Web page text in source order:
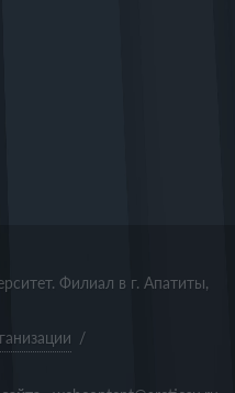
Филиал в г. Апатиты,
/